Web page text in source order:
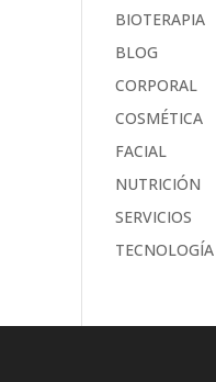
BIOTERAPIA
BLOG
CORPORAL
COSMÉTICA
FACIAL
NUTRICIÓN
SERVICIOS
TECNOLOGÍA